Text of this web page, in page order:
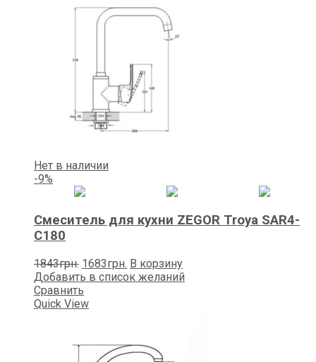
Нет в наличии
-9%
Смеситель для кухни ZEGOR Trоya SAR4-
C180
1843грн. Первоначальная
цена
составляла
1843грн..
1683грн. Текущая
цена:
В корзину
Добавить в список желаний
Сравнить
Quick View